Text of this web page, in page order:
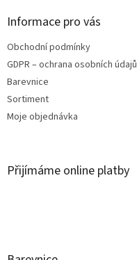
Informace pro vás
Obchodní podmínky
GDPR – ochrana osobních údajů
Barevnice
Sortiment
Moje objednávka
Přijímáme online platby